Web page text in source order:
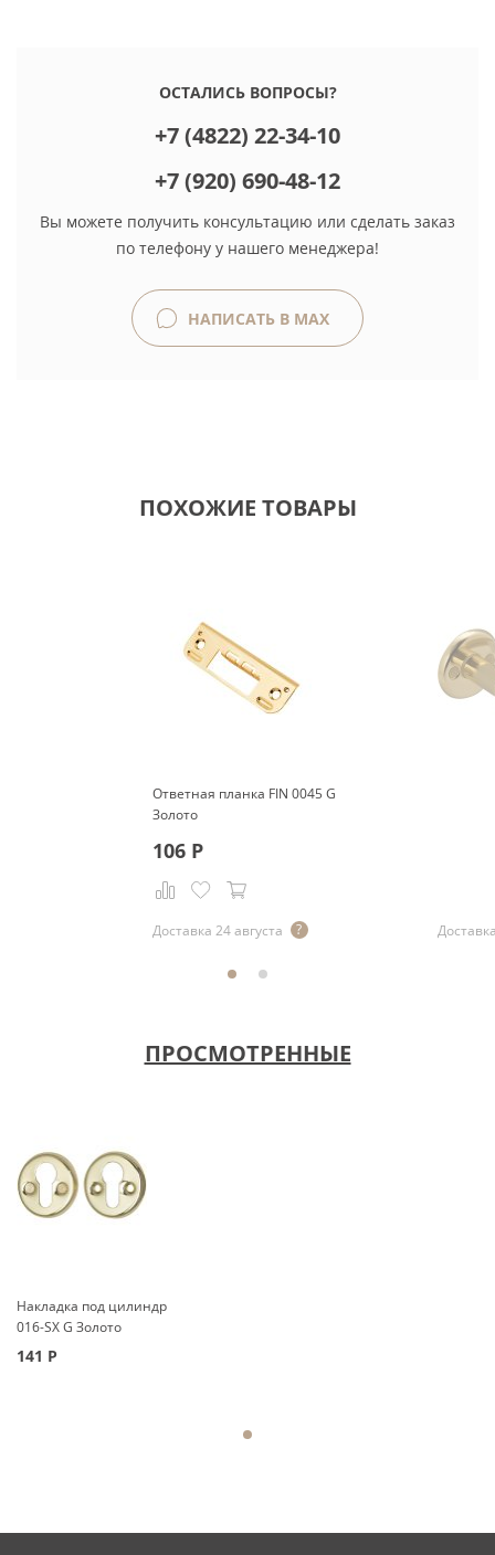
ОСТАЛИСЬ ВОПРОСЫ?
+7 (4822) 22-34-10
+7 (920) 690-48-12
Вы можете получить консультацию или сделать заказ
по телефону у нашего менеджера!
НАПИСАТЬ В MAX
ПОХОЖИЕ ТОВАРЫ
Ответная планка FIN 0045 G
Золото
106Р
Доставка 24 августа
ПРОСМОТРЕННЫЕ
Накладка под цилиндр
016-SX G Золото
141 Р